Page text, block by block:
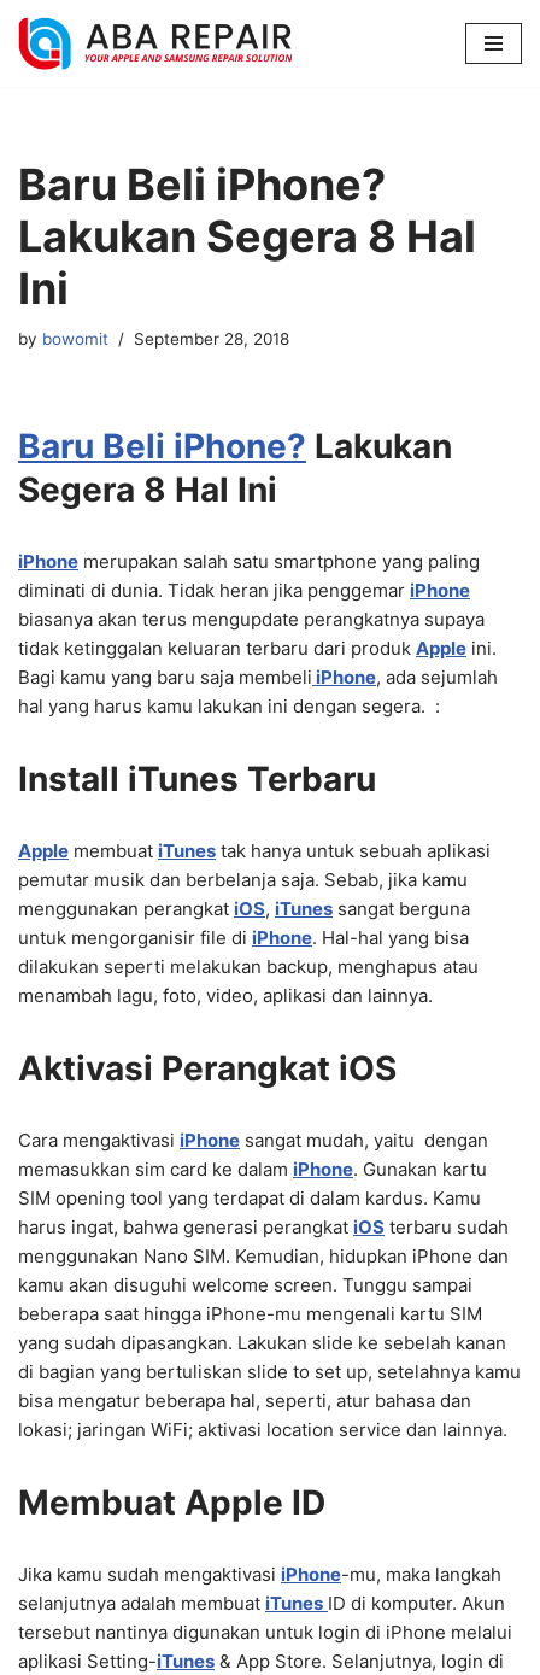
Lompat
Baru Beli iPhone?
Lakukan Segera 8 Hal
Ini
by bowomit September 28, 2018
Baru Beli iPhone? Lakukan
Segera 8 Hal Ini
iPhone merupakan salah satu smartphone yang paling
diminati di dunia. Tidak heran jika penggemar iPhone
biasanya akan terus mengupdate perangkatnya supaya
tidak ketinggalan keluaran terbaru dari produk Apple ini.
Bagi kamu yang baru saja membeli iPhone, ada sejumlah
hal yang harus kamu lakukan ini dengan segera. :
Install iTunes Terbaru
Apple membuat iTunes tak hanya untuk sebuah aplikasi
pemutar musik dan berbelanja saja. Sebab, jika kamu
menggunakan perangkat iOS, iTunes sangat berguna
untuk mengorganisir file di iPhone. Hal-hal yang bisa
dilakukan seperti melakukan backup, menghapus atau
menambah lagu, foto, video, aplikasi dan lainnya.
Aktivasi Perangkat iOS
Cara mengaktivasi iPhone sangat mudah, yaitu dengan
memasukkan sim card ke dalam iPhone. Gunakan kartu
SIM opening tool yang terdapat di dalam kardus. Kamu
harus ingat, bahwa generasi perangkat iOS terbaru sudah
menggunakan Nano SIM. Kemudian, hidupkan iPhone dan
kamu akan disuguhi welcome screen. Tunggu sampai
beberapa saat hingga iPhone-mu mengenali kartu SIM
yang sudah dipasangkan. Lakukan slide ke sebelah kanan
di bagian yang bertuliskan slide to set up, setelahnya kamu
bisa mengatur beberapa hal, seperti, atur bahasa dan
lokasi; jaringan WiFi; aktivasi location service dan lainnya.
Membuat Apple ID
Jika kamu sudah mengaktivasi iPhone-mu, maka langkah
selanjutnya adalah membuat iTunes ID di komputer. Akun
tersebut nantinya digunakan untuk login di iPhone melalui
aplikasi Setting-iTunes & App Store. Selanjutnya, login di